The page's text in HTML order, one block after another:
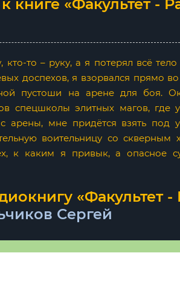
книге «Факультет -
кто-то – руку, а я потерял всё
доспехов, я взорвался прямо
пустоши на арене для боя.
спецшколы элитных магов, где
арены, мне придётся взять под
воительницу со скверным
к каким я привык, а опасное
«Факультет
Сергей